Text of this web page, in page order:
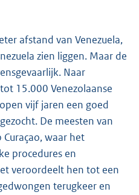
afstand van Venezuela,
zien liggen. Maar de
Naar
15.000 Venezolaanse
vijf jaren een goed
De meesten van
waar het
procedures en
veroordeelt hen tot een
terugkeer en